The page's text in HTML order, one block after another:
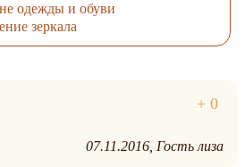
одежды и обуви
зеркала
07.11.2016 Гость лиза